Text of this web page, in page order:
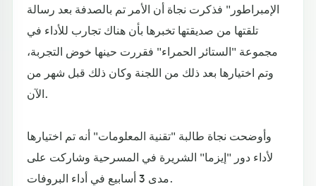
الإمبراطور" فذكرت نجاة أن الأمر تم بالصدفة بعد رسالة
تلقتها من صديقتها تخبرها بأن هناك تجارب للأداء في
مجموعة "الستائر الحمراء" فقررت حينها خوض التجربة،
وتم اختيارها بعد ذلك من اللجنة وكان ذلك قبل شهر من
الآن.
وأوضحت نجاة طالبة "تقنية المعلومات" أنه تم اختيارها
لأداء دور "إيزما" الشريرة في المسرحية وشاركت على
مدى 3 أسابيع في أداء البروفات.